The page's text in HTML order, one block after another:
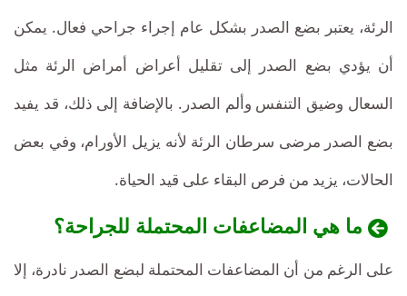
الرئة، يعتبر بضع الصدر بشكل عام إجراء جراحي فعال. يمكن
أن يؤدي بضع الصدر إلى تقليل أعراض أمراض الرئة مثل
السعال وضيق التنفس وألم الصدر. بالإضافة إلى ذلك، قد يفيد
بضع الصدر مرضى سرطان الرئة لأنه يزيل الأورام، وفي بعض
الحالات، يزيد من فرص البقاء على قيد الحياة.
ما هي المضاعفات المحتملة للجراحة؟
على الرغم من أن المضاعفات المحتملة لبضع الصدر نادرة، إلا